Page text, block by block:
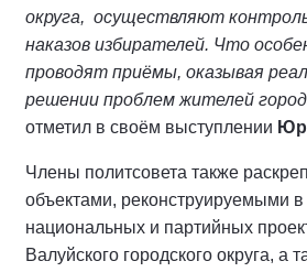
округа, осуществляют
наказов избирателей. Что
проводят приёмы, оказывая
решении проблем жителей
отметил в своём выступлении
Члены политсовета также
объектами, реконструируемыми
национальных и партийных
Валуйского городского округа, а